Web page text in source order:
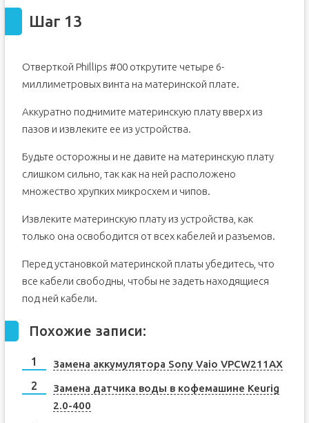
Шаг 13
Отверткой Phillips #00 открутите четыре 6-
миллиметровых винта на материнской плате.
Аккуратно поднимите материнскую плату вверх из
пазов и извлеките ее из устройства.
Будьте осторожны и не давите на материнскую плату
слишком сильно, так как на ней расположено
множество хрупких микросхем и чипов.
Извлеките материнскую плату из устройства, как
только она освободится от всех кабелей и разъемов.
Перед установкой материнской платы убедитесь, что
все кабели свободны, чтобы не задеть находящиеся
под ней кабели.
Похожие записи:
Замена аккумулятора Sony Vaio VPCW211AX
Замена датчика воды в кофемашине Keurig
2.0-400